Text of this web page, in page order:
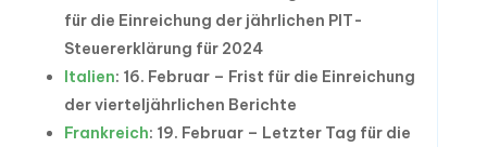
für die Einreichung der jährlichen PIT-
Steuererklärung für 2024
Italien: 16. Februar – Frist für die Einreichung
der vierteljährlichen Berichte
Frankreich: 19. Februar – Letzter Tag für die